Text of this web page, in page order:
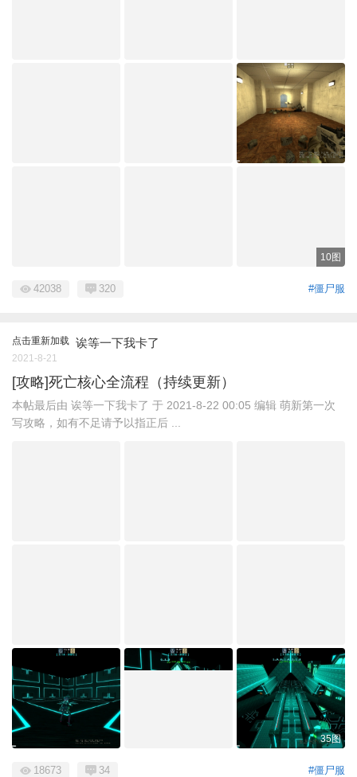
10图
#僵尸服
42038 320
点击重新加载 诶等一下我卡了
2021-8-21
[攻略]死亡核心全流程（持续更新）
本帖最后由 诶等一下我卡了 于 2021-8-22 00:05 编辑 萌新第一次
写攻略，如有不足请予以指正后 ...
35图
#僵尸服
18673 34